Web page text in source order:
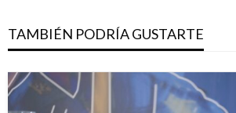
TAMBIÉN PODRÍA GUSTARTE